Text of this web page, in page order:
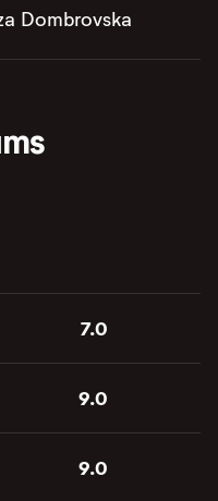
Dombrovska
7.0
9.0
9.0